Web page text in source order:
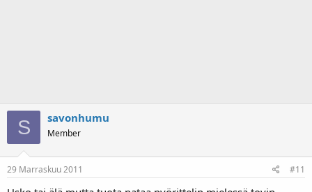
S savonhumu
Member
29 Marraskuu 2011 #11